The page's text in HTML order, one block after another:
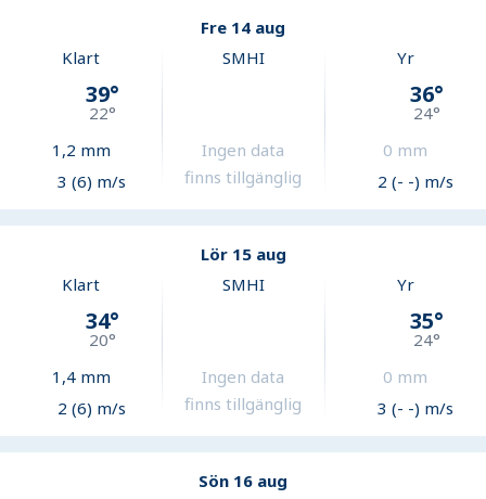
Fre 14 aug
Klart
39°
22°
1,2 mm
3 (6) m/s
SMHI
Ingen data
finns tillgänglig
Yr
36°
24°
0 mm
2 (- -) m/s
Lör 15 aug
Klart
34°
20°
1,4mm
2 (6) m/s
SMHI
Ingen data
finns tillgänglig
Yr
35°
24°
0 mm
3 (- -) m/s
Sön 16 aug